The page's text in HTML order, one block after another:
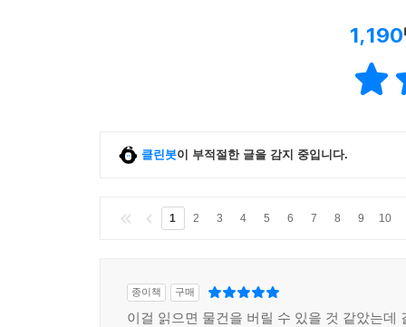
1,190
클린봇이 부적절한 글을 감지 중입니다.
1 2 3 4 5 6 7 8 9 10
종이책 구매
이걸 읽으면 물건을 버릴 수 있을 것 같았는데